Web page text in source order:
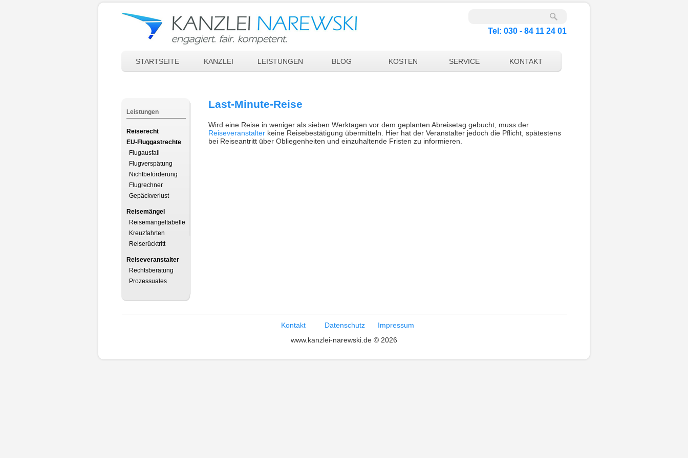
Tel: 030 - 84 11 24 01
STARTSEITE KANZLEI LEISTUNGEN BLOG KOSTEN SERVICE KONTAKT
Last-Minute-Reise
Wird eine Reise in weniger als sieben Werktagen vor dem geplanten Abreisetag gebucht, muss der
Reiseveranstalter keine Reisebestätigung übermitteln. Hier hat der Veranstalter jedoch die Pflicht, spätestens
bei Reiseantritt über Obliegenheiten und einzuhaltende Fristen zu informieren.
Leistungen
Reiserecht
EU-Fluggastrechte
Flugausfall
Flugverspätung
Nichtbeförderung
Flugrechner
Gepäckverlust
Reisemängel
Reisemängeltabelle
Kreuzfahrten
Reiserücktritt
Reiseveranstalter
Rechtsberatung
Prozessuales
Kontakt Datenschutz
Impressum
www.kanzlei-narewski.de © 2026